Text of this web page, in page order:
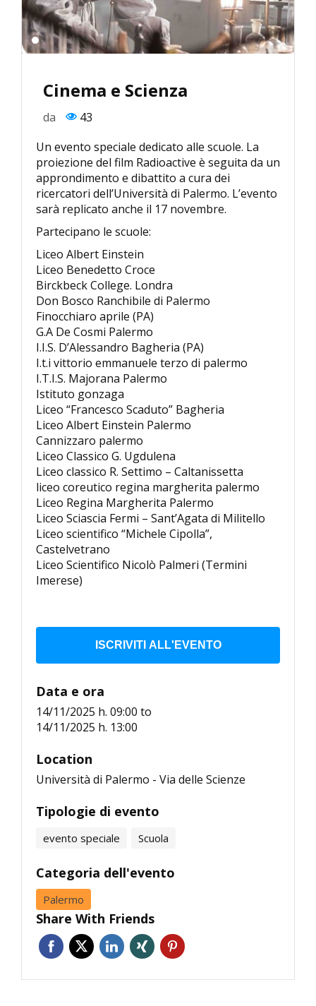
Cinema e Scienza
da
43
Un evento speciale dedicato alle scuole. La
proiezione del film Radioactive è seguita da un
approndimento e dibattito a cura dei
ricercatori dell’Università di Palermo. L’evento
sarà replicato anche il 17 novembre.
Partecipano le scuole:
Liceo Albert Einstein
Liceo Benedetto Croce
Birckbeck College. Londra
Don Bosco Ranchibile di Palermo
Finocchiaro aprile (PA)
G.A De Cosmi Palermo
I.I.S. D’Alessandro Bagheria (PA)
I.t.i vittorio emmanuele terzo di palermo
I.T.I.S. Majorana Palermo
Istituto gonzaga
Liceo “Francesco Scaduto” Bagheria
Liceo Albert Einstein Palermo
Cannizzaro palermo
Liceo Classico G. Ugdulena
Liceo classico R. Settimo – Caltanissetta
liceo coreutico regina margherita palermo
Liceo Regina Margherita Palermo
Liceo Sciascia Fermi – Sant’Agata di Militello
Liceo scientifico “Michele Cipolla”,
Castelvetrano
Liceo Scientifico Nicolò Palmeri (Termini
Imerese)
ISCRIVITI ALL'EVENTO
Data e ora
14/11/2025 h. 09:00 to
14/11/2025 h. 13:00
Location
Università di Palermo - Via delle Scienze
Tipologie di evento
evento speciale Scuola
Categoria dell'evento
Palermo
Share With Friends